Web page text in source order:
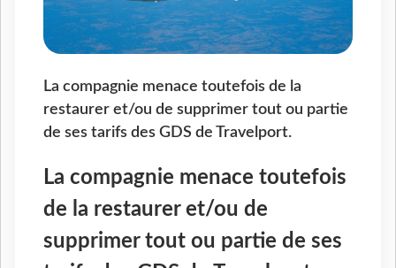
La compagnie menace toutefois de la
restaurer et/ou de supprimer tout ou partie
de ses tarifs des GDS de Travelport.
La compagnie menace toutefois
de la restaurer et/ou de
supprimer tout ou partie de ses